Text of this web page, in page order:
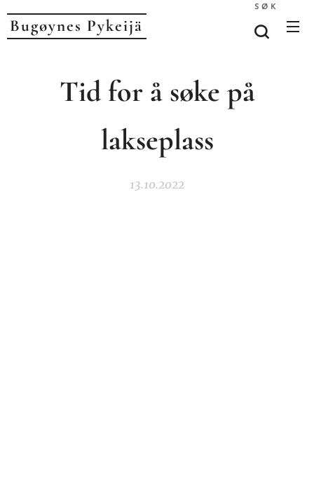
Bugøynes Pykeijä
SØK
Tid for å søke på
lakseplass
13.10.2022